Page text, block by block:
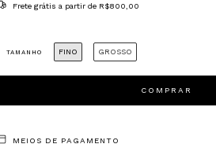
Frete grátisa partir de R$800,00
TAMANHO FINO GROSSO
MEIOS DE PAGAMENTO